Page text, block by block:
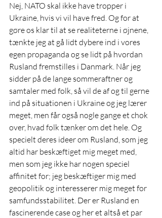
Nej, NATO skal ikke have tropper i
Ukraine, hvis vi vil have fred. Og for at
gøre os klar til at se realiteterne i øjnene,
tænkte jeg at gå lidt dybere ind i vores
egen propaganda og se lidt på hvordan
Rusland fremstilles i Danmark. Når jeg
sidder på de lange sommeraftner og
samtaler med folk, så vil de af og til gerne
ind på situationen i Ukraine og jeg lærer
meget, men får også nogle gange et chok
over, hvad folk tænker om det hele. Og
specielt deres ideer om Rusland, som jeg
altid har beskæftiget mig meget med,
men som jeg ikke har nogen speciel
affinitet for; jeg beskæftiger mig med
geopolitik og interesserer mig meget for
samfundsstabilitet. Der er Rusland en
fascinerende case og her et altså et par